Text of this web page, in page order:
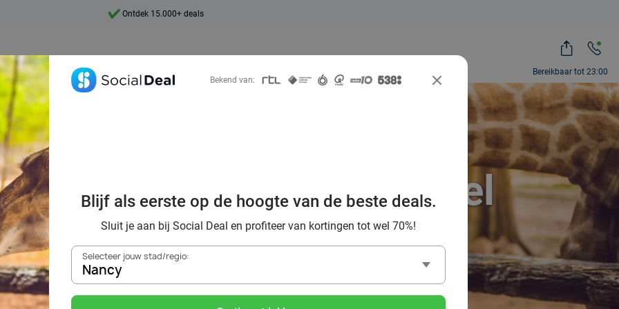
Bereikbaar tot 23:00
7 dagen per week beschikbaar
voordeelshop: ah, zoveel
mooie deals!
Bekend van:
Blijf als eerste op de hoogte van de beste deals.
Sluit je aan bij Social Deal en profiteer van kortingen tot wel 70%!
Selecteer jouw stad/regio:
Nancy